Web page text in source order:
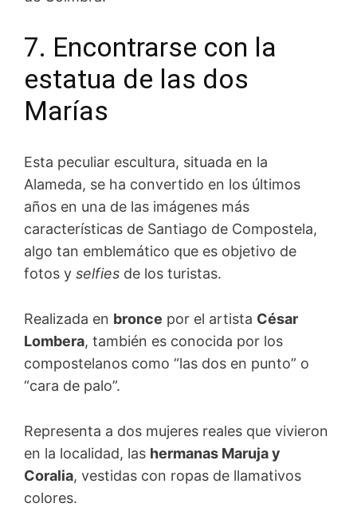
7. Encontrarse con la
estatua de las dos
Marías
Esta peculiar escultura, situada en la
Alameda, se ha convertido en los últimos
años en una de las imágenes más
características de Santiago de Compostela,
algo tan emblemático que es objetivo de
fotos y selfies de los turistas.
Realizada en bronce por el artista César
Lombera, también es conocida por los
compostelanos como “las dos en punto” o
“cara de palo”.
Representa a dos mujeres reales que vivieron
en la localidad, las hermanas Maruja y
Coralia, vestidas con ropas de llamativos
colores.